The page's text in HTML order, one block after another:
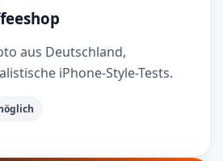
aus Deutschland,
iPhone-Style-Tests.